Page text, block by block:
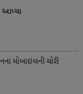
આપ્યા
મોબાઇલની ચોરી